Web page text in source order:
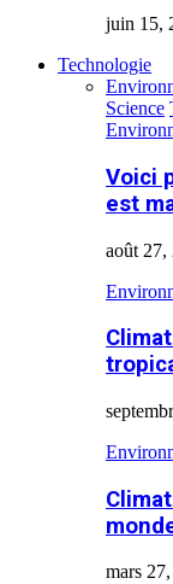
juin 15,
Technologie
Science
Voici
est
août 27,
mars